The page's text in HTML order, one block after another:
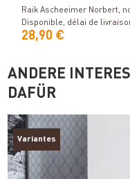
Raik Ascheeimer Norbert,
Disponible, délai de
28,90 €
ANDERE
DAFÜR
Variantes